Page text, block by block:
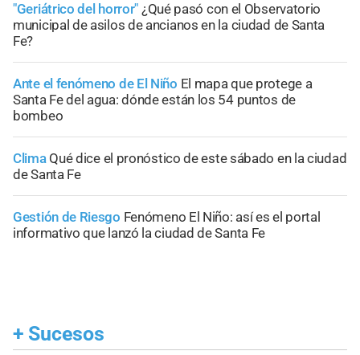
"Geriátrico del horror" ¿Qué pasó con el Observatorio
municipal de asilos de ancianos en la ciudad de Santa
Fe?
Ante el fenómeno de El Niño El mapa que protege a
Santa Fe del agua: dónde están los 54 puntos de
bombeo
Clima Qué dice el pronóstico de este sábado en la ciudad
de Santa Fe
Gestión de Riesgo Fenómeno El Niño: así es el portal
informativo que lanzó la ciudad de Santa Fe
+ Sucesos